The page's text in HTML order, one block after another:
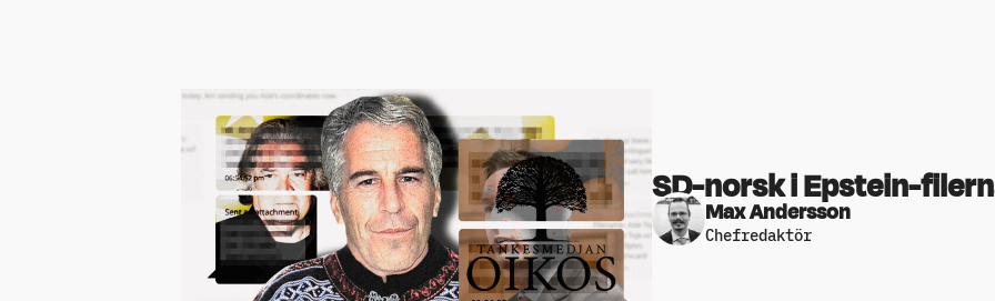
SD-norsk i Epstein-
Max Andersson
Chefredaktör